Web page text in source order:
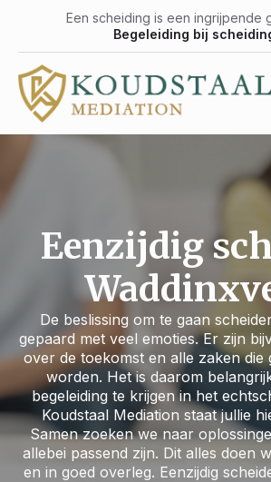
Een scheiding is een ingrijpende
Begeleiding bij
Eenzijdig
De beslissing om te gaan
gepaard met veel emoties. Er zijn
over de toekomst en alle zaken die
worden. Het is daarom
begeleiding te krijgen in het
Koudstaal Mediation staat jullie
Samen zoeken we naar
allebei passend zijn. Dit alles doen
en in goed overleg. Eenzijdig